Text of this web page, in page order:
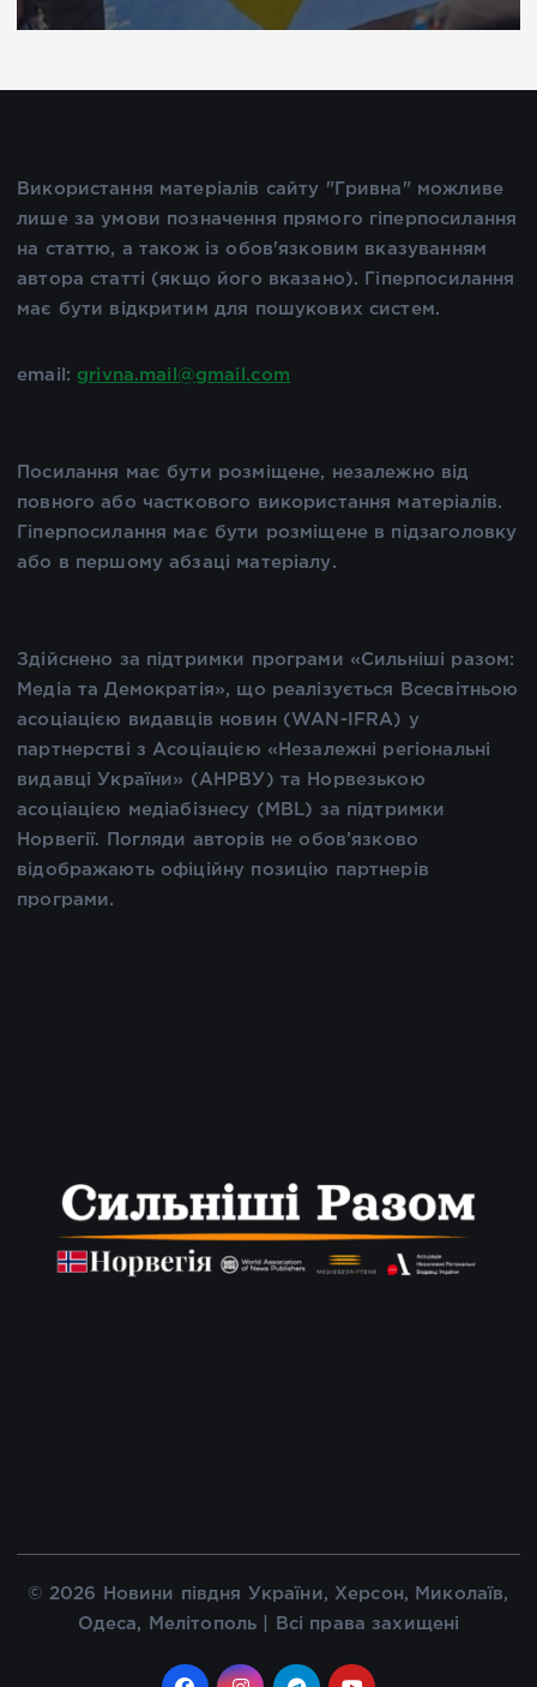
Використання матеріалів сайту "Гривна" можливе
лише за умови позначення прямого гіперпосилання
на статтю, а також із обов'язковим вказуванням
автора статті (якщо його вказано). Гіперпосилання
має бути відкритим для пошукових систем.
email: grivna.mail@gmail.com
Посилання має бути розміщене, незалежно від
повного або часткового використання матеріалів.
Гіперпосилання має бути розміщене в підзаголовку
або в першому абзаці матеріалу.
Здійснено за підтримки програми «Сильніші разом:
Медіа та Демократія», що реалізується Всесвітньою
асоціацією видавців новин (WAN-IFRA) у
партнерстві з Асоціацією «Незалежні регіональні
видавці України» (АНРВУ) та Норвезькою
асоціацією медіабізнесу (MBL) за підтримки
Норвегії. Погляди авторів не обов’язково
відображають офіційну позицію партнерів
програми.
© 2026 Новини півдня України, Херсон, Миколаїв,
Одеса, Мелітополь | Всі права захищені